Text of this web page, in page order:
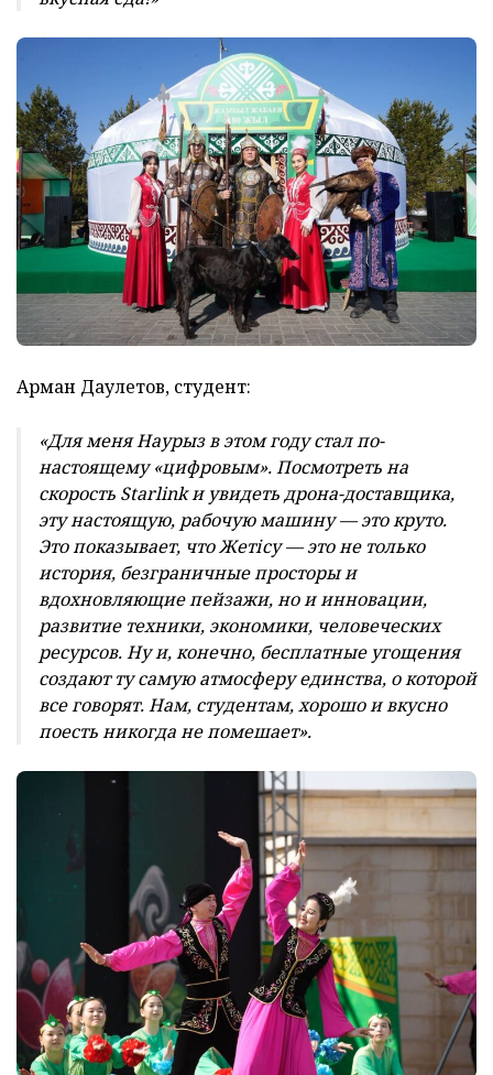
Арман Даулетов, студент:
«Для меня Наурыз в этом году стал по-
настоящему «цифровым». Посмотреть на
скорость Starlink и увидеть дрона-доставщика,
эту настоящую, рабочую машину — это круто.
Это показывает, что Жетісу — это не только
история, безграничные просторы и
вдохновляющие пейзажи, но и инновации,
развитие техники, экономики, человеческих
ресурсов. Ну и, конечно, бесплатные угощения
создают ту самую атмосферу единства, о которой
все говорят. Нам, студентам, хорошо и вкусно
поесть никогда не помешает».